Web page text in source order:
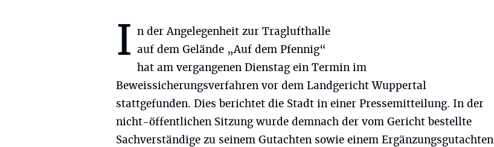
I n der Angelegenheit zur Traglufthalle
auf dem Gelände „Auf dem Pfennig“
hat am vergangenen Dienstag ein Termin im
Beweissicherungsverfahren vor dem Landgericht Wuppertal
stattgefunden. Dies berichtet die Stadt in einer Pressemitteilung. In der
nicht-öffentlichen Sitzung wurde demnach der vom Gericht bestellte
Sachverständige zu seinem Gutachten sowie einem Ergänzungsgutachten